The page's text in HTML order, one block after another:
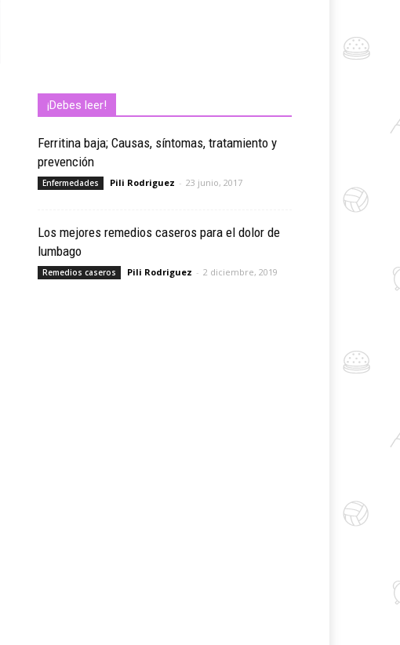
¡Debes leer!
Ferritina baja; Causas, síntomas, tratamiento y
prevención
Enfermedades Pili Rodriguez - 23 junio, 2017
Los mejores remedios caseros para el dolor de
lumbago
Remedios caseros Pili Rodriguez - 2 diciembre, 2019